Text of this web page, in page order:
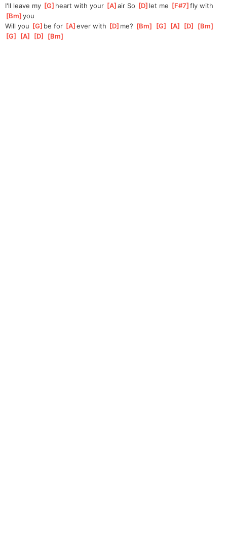
I'll leave my [G ]heart with your [A ]
air So [D ]let me [F#7 ]
fly with
Bm ]
you
Will you [G ]be for [A ]
ever with [D ]me? [Bm [G [A [D [Bm
G
[A [D [Bm